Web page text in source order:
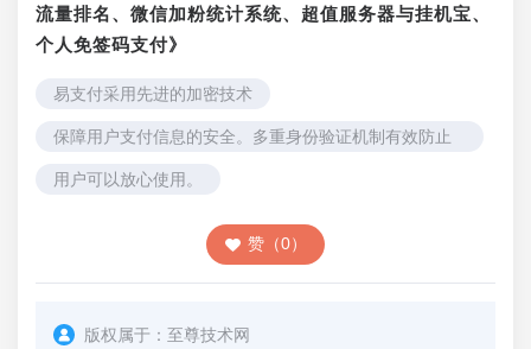
流量排名、微信加粉统计系统、超值服务器与挂机宝、
个人免签码支付》
易支付采用先进的加密技术
保障用户支付信息的安全。多重身份验证机制有效防止
欺诈和盗用风险
用户可以放心使用。
赞（0）
版权属于： 至尊技术网